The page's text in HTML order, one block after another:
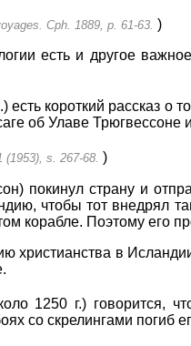
Cph. 1889, p. 61-63. )
есть и другое
есть короткий рассказ о
об Улаве Трюгвессоне
s. 267-68. )
покинул страну и
чтобы тот внедрял
корабле. Поэтому его
христианства в
1250 г.) говорится,
со скрелингами погиб